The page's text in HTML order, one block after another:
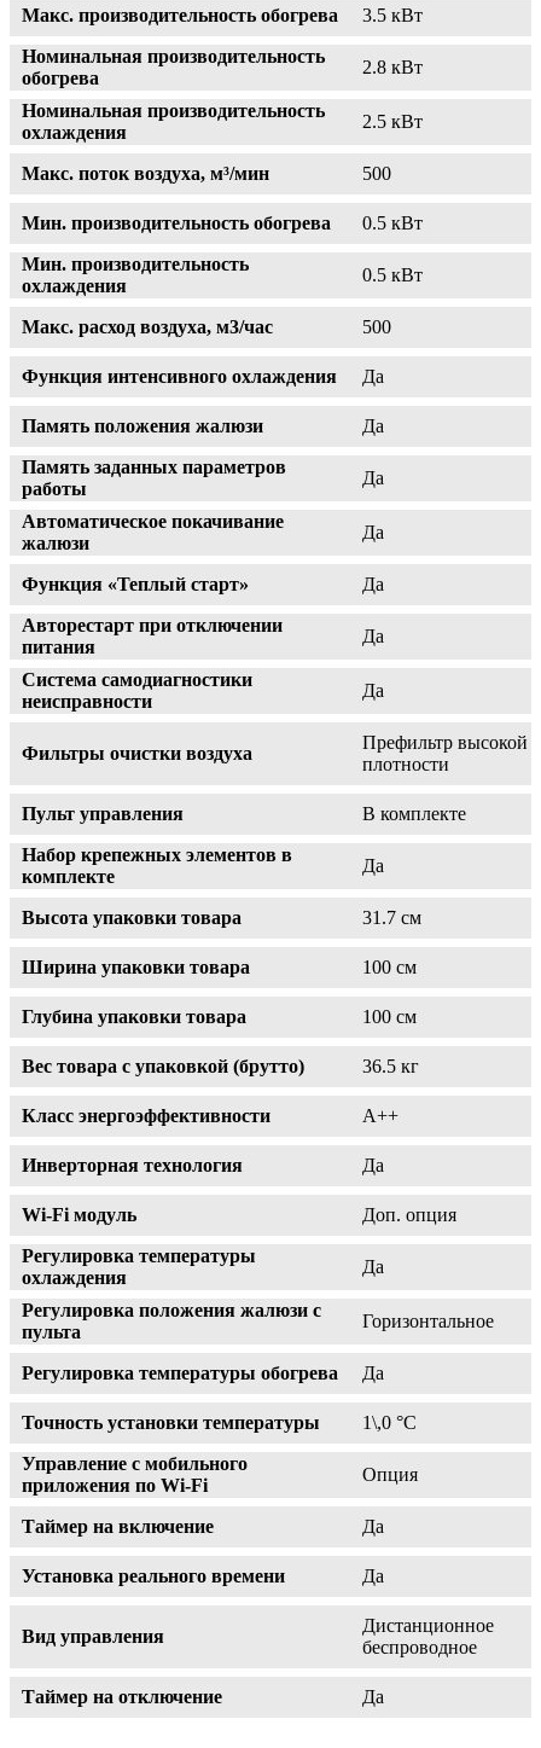
Макс. производительность обогрева
3.5 кВт
Номинальная производительность
обогрева
2.8 кВт
Номинальная производительность
охлаждения
2.5 кВт
Макс. поток воздуха, м³/мин 500
Мин. производительность обогрева
0.5 кВт
Мин. производительность
охлаждения
0.5 кВт
Макс. расход воздуха, м3/час 500
Функция интенсивного охлаждения Да
Память положения жалюзи
Да
Память заданных параметров
работы
Да
Автоматическое покачивание
жалюзи
Да
Функция «Теплый старт»
Да
Авторестарт при отключении
питания
Да
Система самодиагностики
неисправности
Да
Фильтры очистки воздуха
Префильтр высокой
плотности
Пульт управления
В комплекте
Набор крепежных элементов в
комплекте
Да
Высота упаковки товара 31.7 см
Ширина упаковки товара 100 см
Глубина упаковки товара 100 см
Вес товара с упаковкой (брутто) 36.5 кг
Класс энергоэффективности A++
Инверторная технология Да
Wi-Fi модуль
Доп. опция
Регулировка температуры
охлаждения
Да
Регулировка положения жалюзи с
пульта
Горизонтальное
Регулировка температуры обогрева Да
Точность установки температуры
1\,0 °С
Управление c мобильного
приложения по Wi-Fi
Опция
Таймер на включение Да
Установка реального времени Да
Вид управления
Дистанционное
беспроводное
Таймер на отключение Да